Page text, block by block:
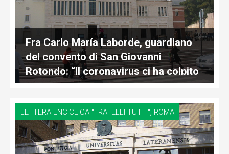
Fra Carlo María Laborde, guardiano
del convento di San Giovanni
Rotondo: “Il coronavirus ci ha colpito
in pieno”
LETTERA ENCICLICA "FRATELLI TUTTI", ROMA